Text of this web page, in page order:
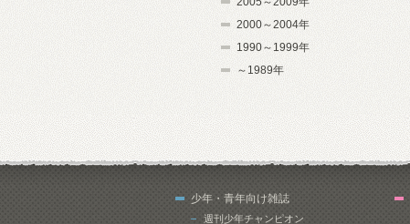
2000～2004年
1990～1999年
～1989年
少年・青年向け雑誌
週刊少年チャンピオン